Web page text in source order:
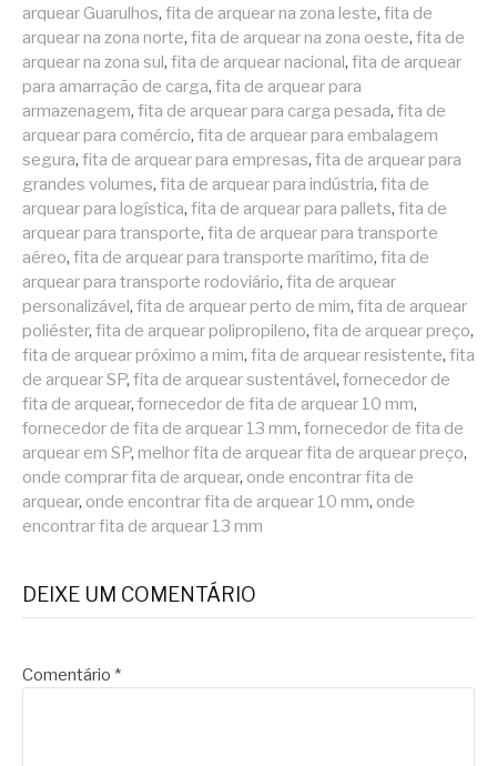
arquear Guarulhos, fita de arquear na zona leste, fita de
arquear na zona norte, fita de arquear na zona oeste, fita de
arquear na zona sul, fita de arquear nacional, fita de arquear
para amarração de carga, fita de arquear para
armazenagem, fita de arquear para carga pesada, fita de
arquear para comércio, fita de arquear para embalagem
segura, fita de arquear para empresas, fita de arquear para
grandes volumes, fita de arquear para indústria, fita de
arquear para logística, fita de arquear para pallets, fita de
arquear para transporte, fita de arquear para transporte
aéreo, fita de arquear para transporte marítimo, fita de
arquear para transporte rodoviário, fita de arquear
personalizável, fita de arquear perto de mim, fita de arquear
poliéster, fita de arquear polipropileno, fita de arquear preço,
fita de arquear próximo a mim, fita de arquear resistente, fita
de arquear SP, fita de arquear sustentável, fornecedor de
fita de arquear, fornecedor de fita de arquear 10 mm,
fornecedor de fita de arquear 13 mm, fornecedor de fita de
arquear em SP, melhor fita de arquear fita de arquear preço,
onde comprar fita de arquear, onde encontrar fita de
arquear, onde encontrar fita de arquear 10 mm, onde
encontrar fita de arquear 13 mm
DEIXE UM COMENTÁRIO
Comentário *